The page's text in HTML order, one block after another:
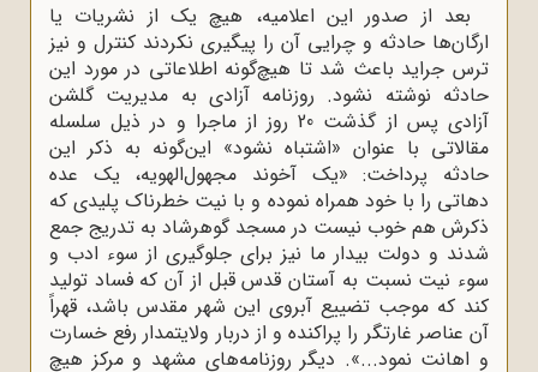
بعد از صدور این اعلامیه، هیچ‌ یک از نشریات یا
ارگان‌ها حادثه و چرایى آن را پیگیرى نکردند کنترل و نیز
ترس جراید باعث شد تا هیچ‌گونه اطلاعاتى در مورد این
حادثه نوشته نشود. روزنامه‌ آزادى به مدیریت گلشن
آزادى پس از گذشت 20 روز از ماجرا و در ذیل سلسله
مقالاتى با عنوان «اشتباه نشود» این‌گونه به ذکر این
حادثه پرداخت: «یک آخوند مجهول‌الهویه، یک عده
دهاتى را با خود همراه نموده و با نیت خطرناک پلیدى که
ذکرش هم خوب نیست در مسجد گوهرشاد به تدریج جمع
شدند و دولت بیدار ما نیز براى جلوگیرى از سوء ادب و
سوء نیت نسبت به آستان قدس قبل از آن ‌که فساد تولید
کند که موجب تضییع آبروى این شهر مقدس باشد، قهراً
آن عناصر غارتگر را پراکنده و از دربار ولایتمدار رفع خسارت
و اهانت نمود...». دیگر روزنامه‌هاى مشهد و مرکز هیچ